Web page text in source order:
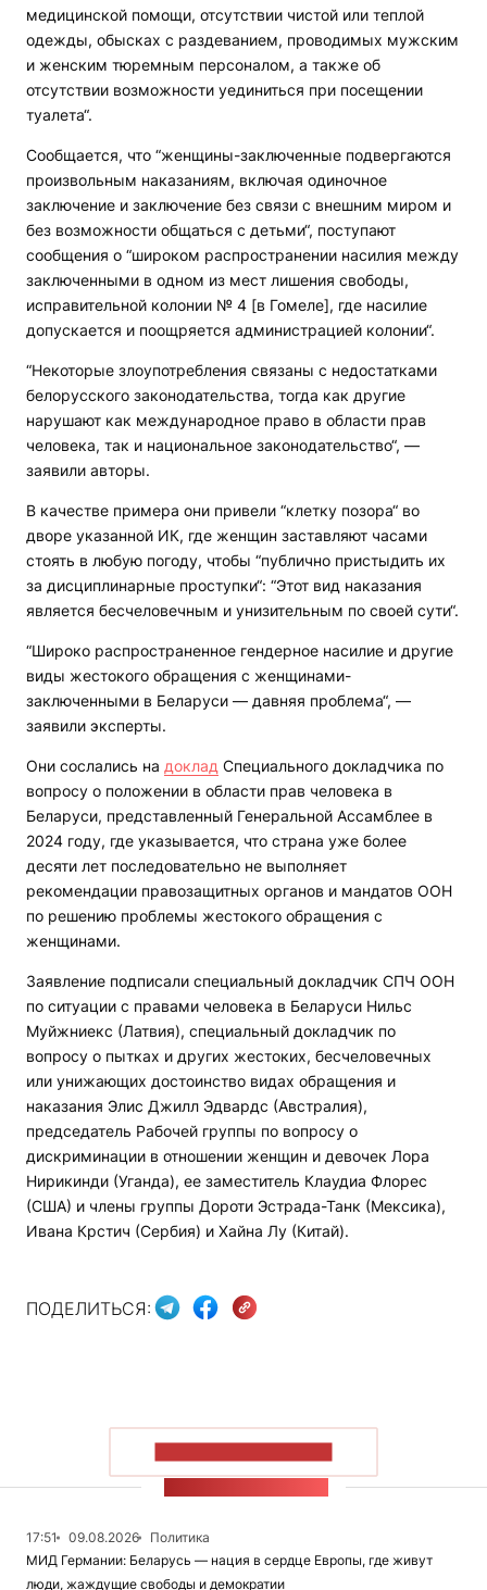
медицинской помощи, отсутствии чистой или теплой
одежды, обысках с раздеванием, проводимых мужским
и женским тюремным персоналом, а также об
отсутствии возможности уединиться при посещении
туалета“.
Сообщается, что “женщины-заключенные подвергаются
произвольным наказаниям, включая одиночное
заключение и заключение без связи с внешним миром и
без возможности общаться с детьми“, поступают
сообщения о “широком распространении насилия между
заключенными в одном из мест лишения свободы,
исправительной колонии № 4 [в Гомеле], где насилие
допускается и поощряется администрацией колонии“.
“Некоторые злоупотребления связаны с недостатками
белорусского законодательства, тогда как другие
нарушают как международное право в области прав
человека, так и национальное законодательство“, —
заявили авторы.
В качестве примера они привели “клетку позора“ во
дворе указанной ИК, где женщин заставляют часами
стоять в любую погоду, чтобы “публично пристыдить их
за дисциплинарные проступки“: “Этот вид наказания
является бесчеловечным и унизительным по своей сути“.
“Широко распространенное гендерное насилие и другие
виды жестокого обращения с женщинами-
заключенными в Беларуси — давняя проблема“, —
заявили эксперты.
Они сослались на доклад Специального докладчика по
вопросу о положении в области прав человека в
Беларуси, представленный Генеральной Ассамблее в
2024 году, где указывается, что страна уже более
десяти лет последовательно не выполняет
рекомендации правозащитных органов и мандатов ООН
по решению проблемы жестокого обращения с
женщинами.
Заявление подписали специальный докладчик СПЧ ООН
по ситуации с правами человека в Беларуси Нильс
Муйжниекс (Латвия), специальный докладчик по
вопросу о пытках и других жестоких, бесчеловечных
или унижающих достоинство видах обращения и
наказания Элис Джилл Эдвардс (Австралия),
председатель Рабочей группы по вопросу о
дискриминации в отношении женщин и девочек Лора
Нирикинди (Уганда), ее заместитель Клаудиа Флорес
(США) и члены группы Дороти Эстрада-Танк (Мексика),
Ивана Крстич (Сербия) и Хайна Лу (Китай).
ПОДЕЛИТЬСЯ:
17:51 09.08.2026
Политика
МИД Германии: Беларусь — нация в сердце Европы, где живут
люди, жаждущие свободы и демократии